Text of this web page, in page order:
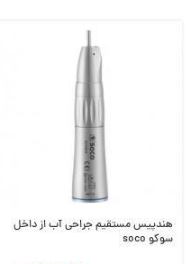
هندپیس مستقیم جراحی آب از داخل
سوکو soco